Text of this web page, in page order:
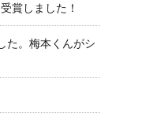
賞しました！
た。梅本くんがシ